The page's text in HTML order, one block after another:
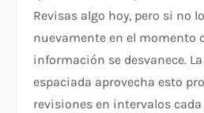
Revisas algo hoy, pero si no
nuevamente en el momento
información se desvanece.
espaciada aprovecha esto
revisiones en intervalos cada